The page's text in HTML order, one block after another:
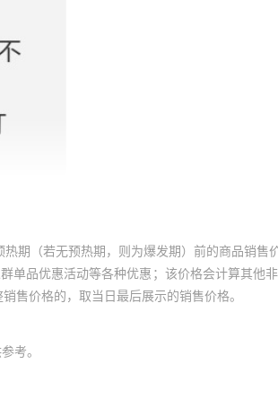
期（若无预热期，则为爆发期）前的商品销售
单品优惠活动等各种优惠；该价格会计算其他
售价格的，取当日最后展示的销售价格。
考。